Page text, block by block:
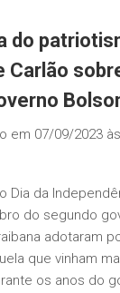
do
Carlão
em 07/09/2023
Dia da
do segundo
adotaram
que vinham
os anos do